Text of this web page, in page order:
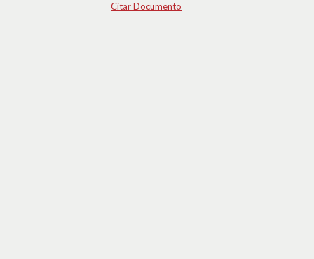
Citar Documento